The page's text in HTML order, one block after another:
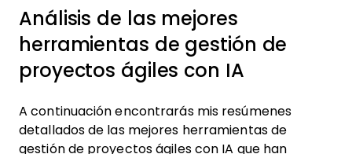
Análisis de las mejores
herramientas de gestión de
proyectos ágiles con IA
A continuación encontrarás mis resúmenes
detallados de las mejores herramientas de
gestión de proyectos ágiles con IA que han